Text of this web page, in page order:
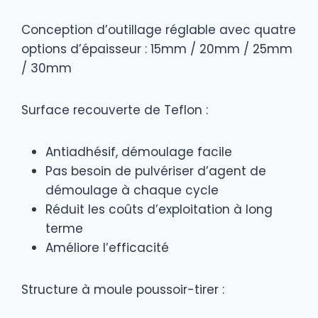
Conception d’outillage réglable avec quatre
options d’épaisseur : 15mm / 20mm / 25mm
/ 30mm
Surface recouverte de Teflon :
Antiadhésif, démoulage facile
Pas besoin de pulvériser d’agent de
démoulage à chaque cycle
Réduit les coûts d’exploitation à long
terme
Améliore l’efficacité
Structure à moule poussoir-tirer :